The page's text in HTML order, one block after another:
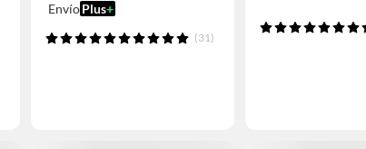
Envío Plus+
(31)